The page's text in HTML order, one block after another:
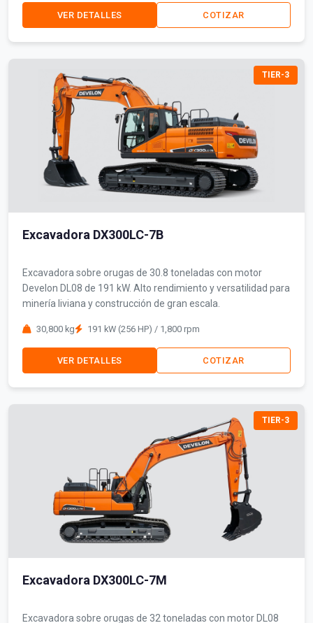
VER DETALLES COTIZAR
TIER-3
Excavadora DX300LC-7B
Excavadora sobre orugas de 30.8 toneladas con motor
Develon DL08 de 191 kW. Alto rendimiento y versatilidad para
minería liviana y construcción de gran escala.
30,800 kg 191 kW (256 HP) / 1,800 rpm
VER DETALLES COTIZAR
TIER-3
Excavadora DX300LC-7M
Excavadora sobre orugas de 32 toneladas con motor DL08